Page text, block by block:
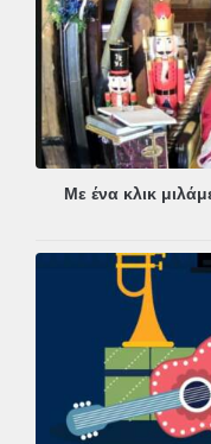
Με ένα κλικ